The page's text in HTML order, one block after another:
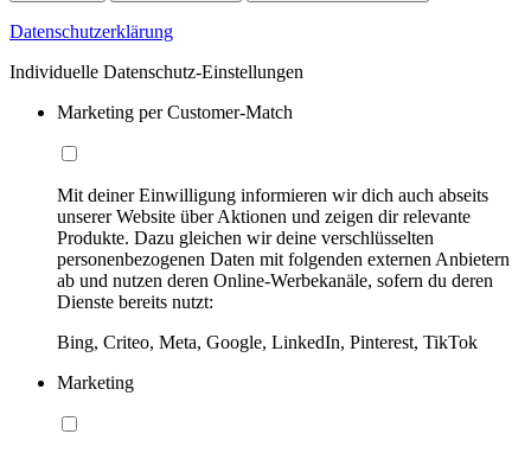
Datenschutzerklärung
Individuelle Datenschutz-Einstellungen
Marketing per Customer-Match
Mit deiner Einwilligung informieren wir dich auch abseits
unserer Website über Aktionen und zeigen dir relevante
Produkte. Dazu gleichen wir deine verschlüsselten
personenbezogenen Daten mit folgenden externen Anbietern
ab und nutzen deren Online-Werbekanäle, sofern du deren
Dienste bereits nutzt:
Bing, Criteo, Meta, Google, LinkedIn, Pinterest, TikTok
Marketing